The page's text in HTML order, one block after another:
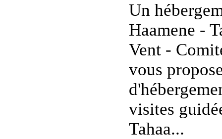
Un
Haamene -
Vent -
vous
visites
Tahaa...